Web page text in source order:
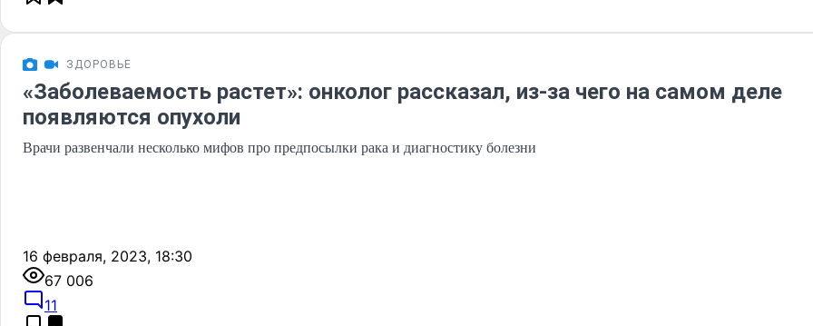
ЗДОРОВЬЕ
«Заболеваемость растет»: онколог рассказал, из-за чего на самом деле
появляются опухоли
Врачи развенчали несколько мифов про предпосылки рака и диагностику болезни
16 февраля, 2023, 18:30
67 006
11